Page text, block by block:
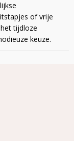
of vrije
tijdloze
keuze.